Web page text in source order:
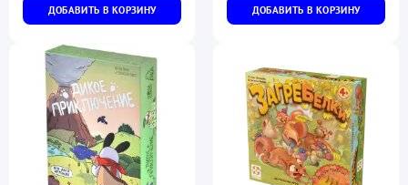
ДОБАВИТЬ В КОРЗИНУ ДОБАВИТЬ В КОРЗИНУ